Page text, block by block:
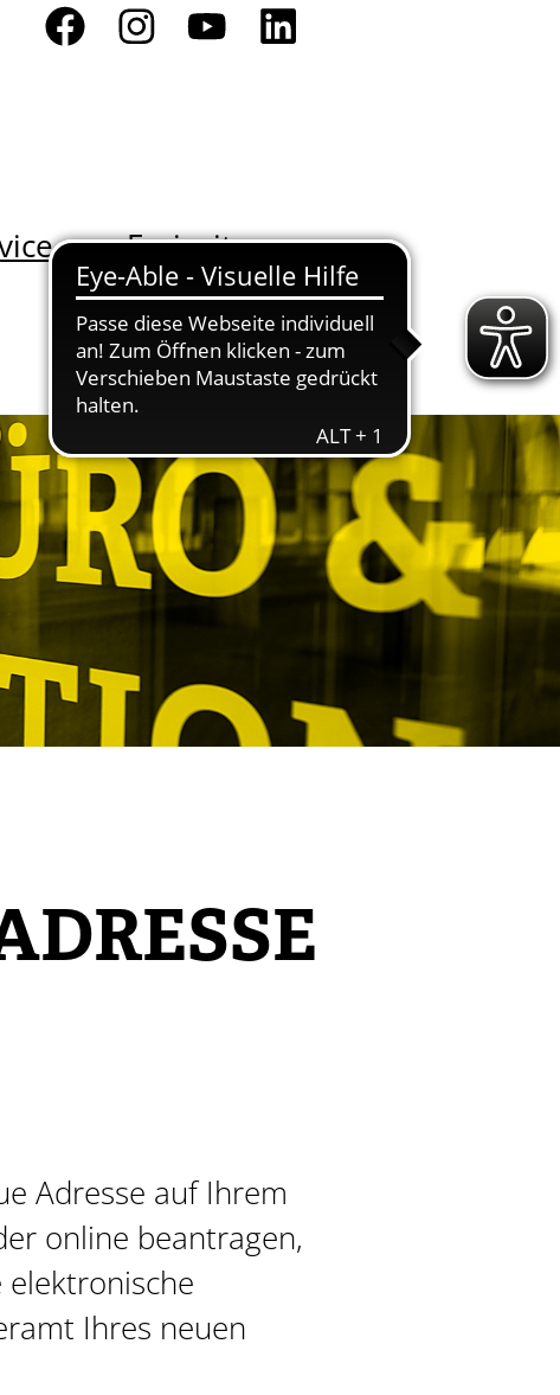
Freizeit
Adresse auf Ihrem
online beantragen,
Ihres neuen